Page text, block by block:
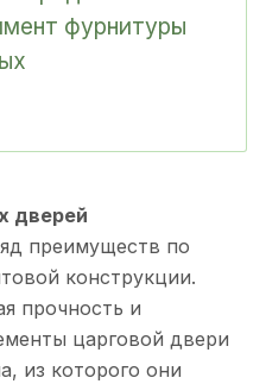
фурнитуры
дверей
преимуществ по
конструкции.
прочность и
царговой двери
из которого они